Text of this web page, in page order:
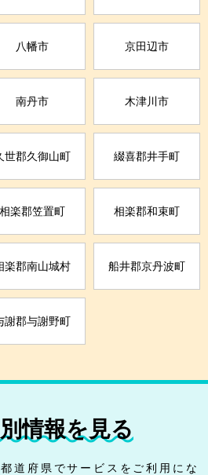
八幡市 京田辺市
南丹市 木津川市
世郡久御山町 綴喜郡井手町
相楽郡笠置町 相楽郡和束町
楽郡南山城村 船井郡京丹波町
謝郡与謝野町
情報を見る
道府県でサービスをご利用にな